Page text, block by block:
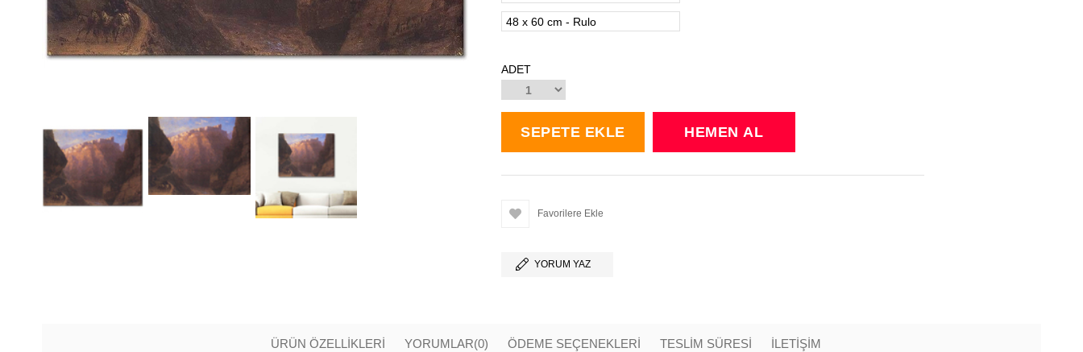
48 x 60 cm - Rulo
ADET
Favorilere Ekle
YORUM YAZ
ÜRÜN ÖZELLIKLERI YORUMLAR(0) ÖDEME SEÇENEKLERI TESLİM SÜRESİ İLETİŞİM